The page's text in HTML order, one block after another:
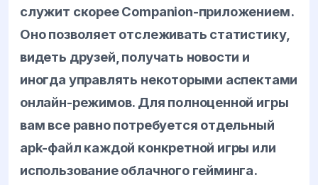
служит скорее Companion-приложением.
Оно позволяет отслеживать статистику,
видеть друзей, получать новости и
иногда управлять некоторыми аспектами
онлайн-режимов. Для полноценной игры
вам все равно потребуется отдельный
apk-файл каждой конкретной игры или
использование облачного гейминга.